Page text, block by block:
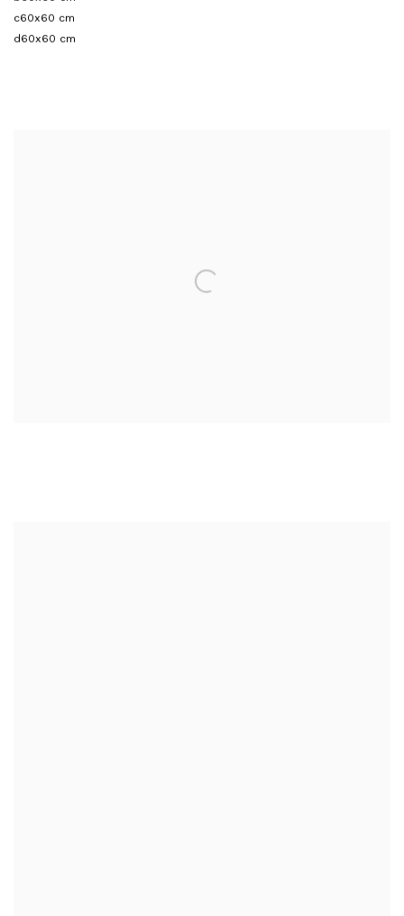
c60x60 cm
d60x60 cm